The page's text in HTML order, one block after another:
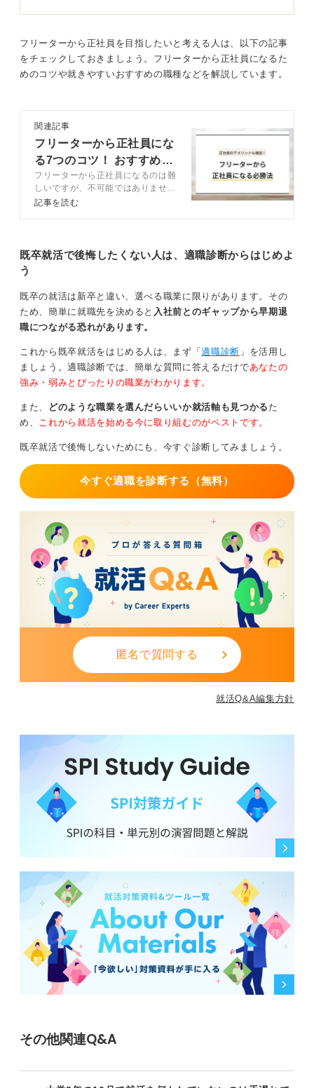
迎されません。目標があったことを説明できる人は、企
業側も納得しやすいです。
対策としては、フリーターとしての経験のなかから、正
社員の仕事にも活かせるスキルや責任感をアピールする
ことが効果的です。
そして何より、「フリーターでいろいろな経験をしまし
たが、これからはこの会社で成長していきたい」という
ように、長く働く強い意欲と覚悟を伝えることです。企
0
フリーターから正社員を目指したいと考える人は、以下の記事
をチェックしておきましょう。フリーターから正社員になるた
めのコツや就きやすいおすすめの職種などを解説しています。
関連記事
フリーターから正社員にな
る7つのコツ！ おすすめの
職種も紹介
フリーターから正社員になるのは難
しいですが、不可能ではありませ
ん。記事では、フリーターから正社
い傾向にあるおすすめの職種も紹介
するので、参考にして選考を突破し
記事を読む
既卒就活で後悔したくない人は、適職診断からはじめよ
う
既卒の就活は新卒と違い、選べる職業に限りがあります。その
ため、簡単に就職先を決めると 入社前とのギャップから早期退
職につながる恐れがあります。
これから既卒就活をはじめる人は、まず「適職診断 」を活用し
ましょう。適職診断では、簡単な質問に答えるだけであなたの
強み・弱みとぴったりの職業がわかります。
また、 どのような職業を選んだらいいか就活軸も見つかる た
め、 これから就活を始める今に取り組むのがベストです。
既卒就活で後悔しないためにも、今すぐ診断してみましょう。
今すぐ適職を診断する（無料）
匿名で質問する
就活Q&A編集方針
その他関連Q&A